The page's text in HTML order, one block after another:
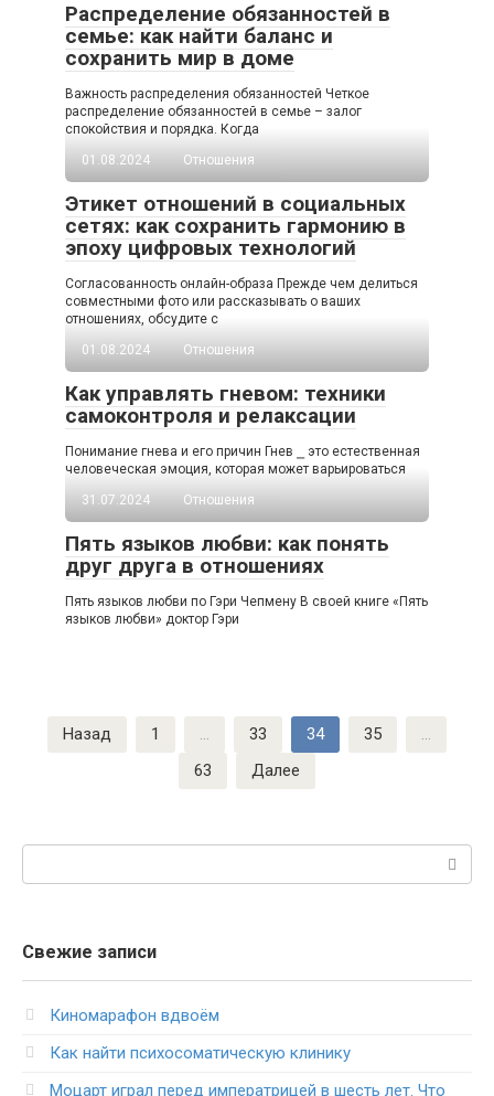
Распределение обязанностей в
семье: как найти баланс и
сохранить мир в доме
Важность распределения обязанностей Четкое
распределение обязанностей в семье – залог
спокойствия и порядка.​ Когда
01.08.2024
Отношения
Этикет отношений в социальных
сетях: как сохранить гармонию в
эпоху цифровых технологий
Согласованность онлайн-образа Прежде чем делиться
совместными фото или рассказывать о ваших
отношениях, обсудите с
01.08.2024
Отношения
Как управлять гневом: техники
самоконтроля и релаксации
Понимание гнева и его причин Гнев ⎯ это естественная
человеческая эмоция, которая может варьироваться
31.07.2024
Отношения
Пять языков любви: как понять
друг друга в отношениях
Пять языков любви по Гэри Чепмену В своей книге «Пять
языков любви» доктор Гэри
Пагинация
записей
Назад 1 … 33 34 35
…
63
Далее
Свежие записи
Киномарафон вдвоём
Как найти психосоматическую клинику
Моцарт играл перед императрицей в шесть лет. Что